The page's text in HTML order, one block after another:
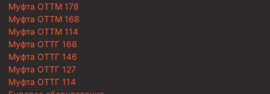
Муфта ОТТМ 178
Муфта ОТТМ 168
Муфта ОТТМ 114
Муфта ОТТГ 168
Муфта ОТТГ 146
Муфта ОТТГ 127
Муфта ОТТГ 114